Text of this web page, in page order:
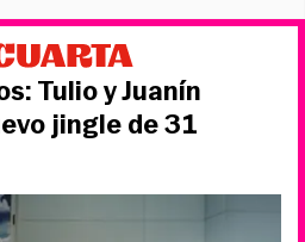
Tulio y Juanín
jingle de 31